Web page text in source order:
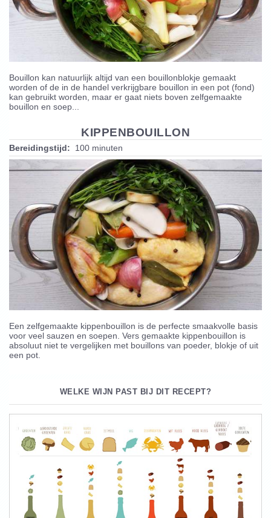
Bouillon kan natuurlijk altijd van een bouillonblokje gemaakt
worden of de in de handel verkrijgbare bouillon in een pot (fond)
kan gebruikt worden, maar er gaat niets boven zelfgemaakte
bouillon en soep...
KIPPENBOUILLON
Bereidingstijd: 100 minuten
Een zelfgemaakte kippenbouillon is de perfecte smaakvolle basis
voor veel sauzen en soepen. Vers gemaakte kippenbouillon is
absoluut niet te vergelijken met bouillons van poeder, blokje of uit
een pot.
WELKE WIJN PAST BIJ DIT RECEPT?